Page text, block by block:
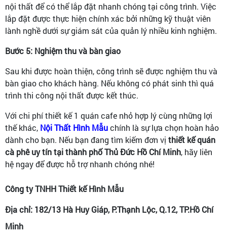
nội thất để có thể lắp đặt nhanh chóng tại công trình. Việc
lắp đặt được thực hiện chính xác bởi những kỹ thuật viên
lành nghề dưới sự giám sát của quản lý nhiều kinh nghiệm.
Bước 5: Nghiệm thu và bàn giao
Sau khi được hoàn thiện, công trình sẽ được nghiệm thu và
bàn giao cho khách hàng. Nếu không có phát sinh thì quá
trình thi công nội thất được kết thúc.
Với chi phí thiết kế 1 quán cafe nhỏ hợp lý cùng những lợi
thế khác, Nội Thất Hình Mẫuchính là sự lựa chọn hoàn hảo
dành cho bạn. Nếu bạn đang tìm kiếm đơn vị thiết kế quán
cà phê uy tín tại thành phố Thủ Đức Hồ Chí Minh, hãy liên
hệ ngay để được hỗ trợ nhanh chóng nhé!
Công ty TNHH Thiết kế Hình Mẫu
Địa chỉ: 182/13 Hà Huy Giáp, P.Thạnh Lộc, Q.12, TP.Hồ Chí
Minh